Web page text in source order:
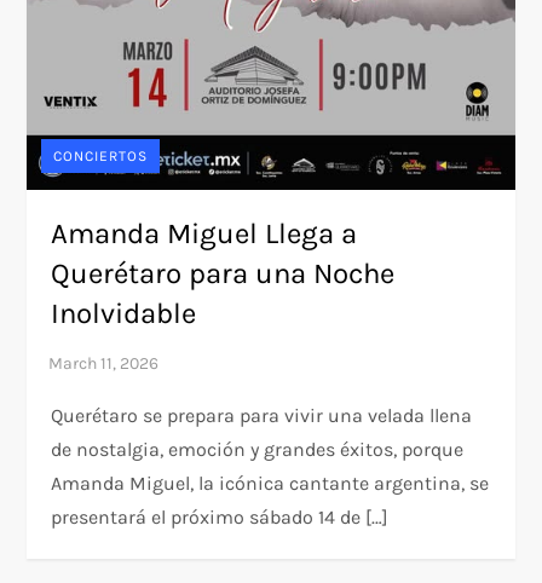
CONCIERTOS
Amanda Miguel Llega a
Querétaro para una Noche
Inolvidable
Querétaro se prepara para vivir una velada llena
de nostalgia, emoción y grandes éxitos, porque
Amanda Miguel, la icónica cantante argentina, se
presentará el próximo sábado 14 de […]